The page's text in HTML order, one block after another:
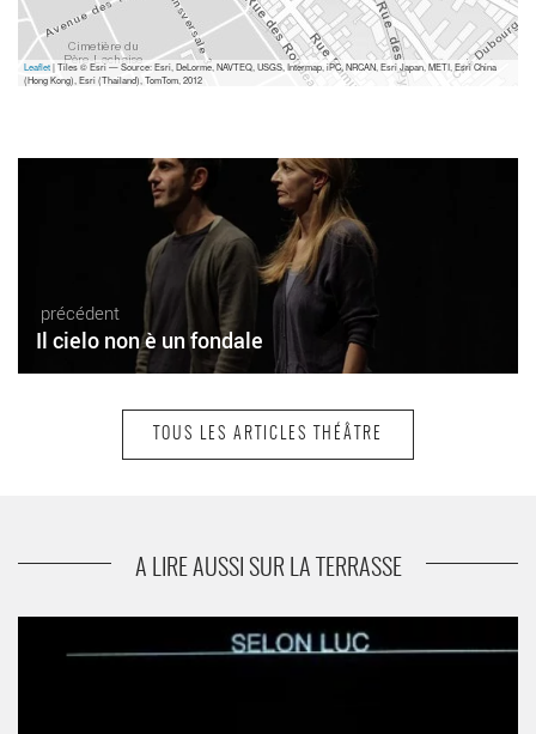
Leaflet| Tiles © Esri — Source: Esri, DeLorme, NAVTEQ, USGS, Intermap, iPC, NRCAN, Esri Japan, METI, Esri China
(Hong Kong), Esri (Thailand), TomTom, 2012
précédent
Il cielo non è un fondale
Les Caprices de Marianne
TOUS LES ARTICLES THÉÂTRE
A LIRE AUSSI SUR LA TERRASSE
La Bonne Nouvelle - Critique sortie Théâtre Sartrouville Théâtre
de Sartrouville